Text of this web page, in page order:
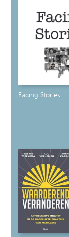
Facing Stories